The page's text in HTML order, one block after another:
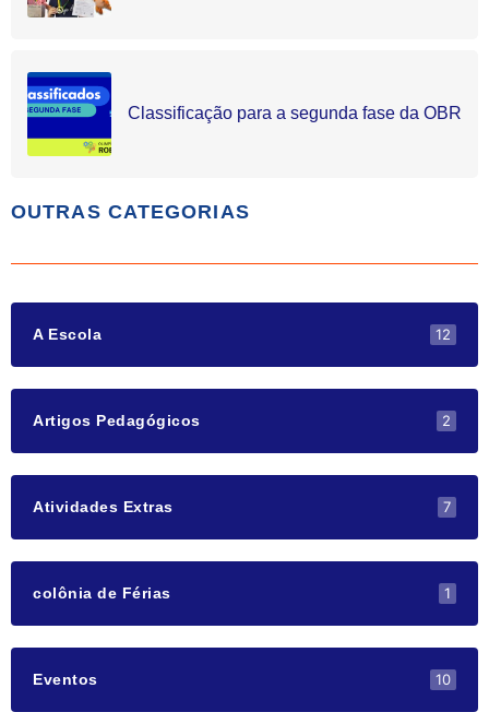
Classificação para a segunda fase da OBR
OUTRAS CATEGORIAS
A Escola 12
Artigos Pedagógicos 2
Atividades Extras 7
colônia de Férias 1
Eventos 10